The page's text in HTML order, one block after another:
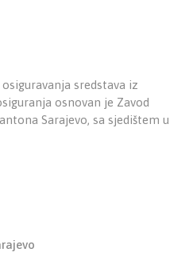
sredstava iz
osnovan je Zavod
Sarajevo, sa sjedištem u